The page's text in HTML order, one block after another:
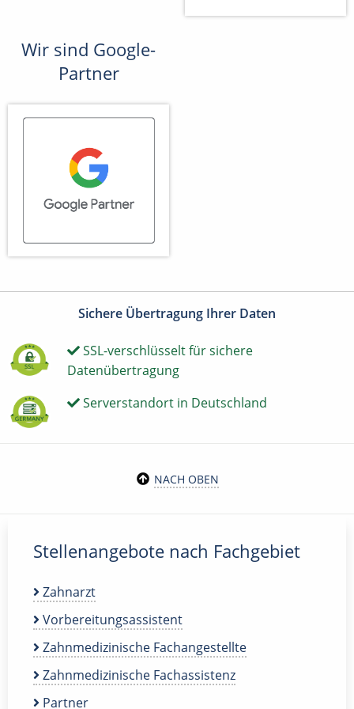
Wir sind Google-
Partner
Sichere Übertragung Ihrer Daten
SSL-verschlüsselt für sichere
Datenübertragung
Serverstandort in Deutschland
NACH OBEN
Stellenangebote nach Fachgebiet
Zahnarzt
Vorbereitungsassistent
Zahnmedizinische Fachangestellte
Zahnmedizinische Fachassistenz
Partner